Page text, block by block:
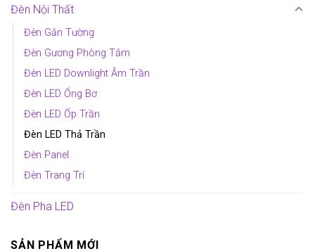
Đèn Nội Thất
Đèn Gắn Tường
Đèn Gương Phòng Tắm
Đèn LED Downlight Âm Trần
Đèn LED Ống Bơ
Đèn LED Ốp Trần
Đèn LED Thả Trần
Đèn Panel
Đèn Trang Trí
Đèn Pha LED
SẢN PHẨM MỚI